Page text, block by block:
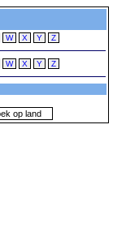
W X Y Z
W X Y Z